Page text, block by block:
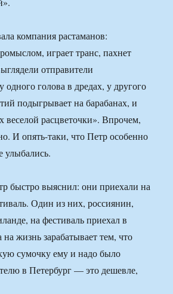
компания растаманов:
играет транс, пахнет
отправители
одного голова в дредах, у другого
подыгрывает на барабанах, и
веселой расцветочки». Впрочем,
И опять-таки, что Петр особенно
улыбались.
быстро выяснил: они приехали на
Один из них, россиянин,
на фестиваль приехал в
на жизнь зарабатывает тем, что
сумочку ему и надо было
в Петербург — это дешевле,